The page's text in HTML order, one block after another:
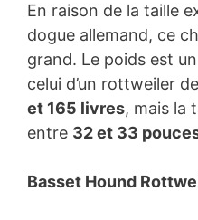
En raison de la taille
dogue allemand, ce
grand. Le poids est
celui d’un rottweiler
et 165 livres, mais la
entre 32 et 33
Basset Hound